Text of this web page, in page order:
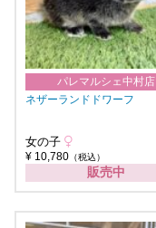
パレマルシェ中村店
ネザーランドドワーフ
女の子
¥ 10,780 （税込）
販売中